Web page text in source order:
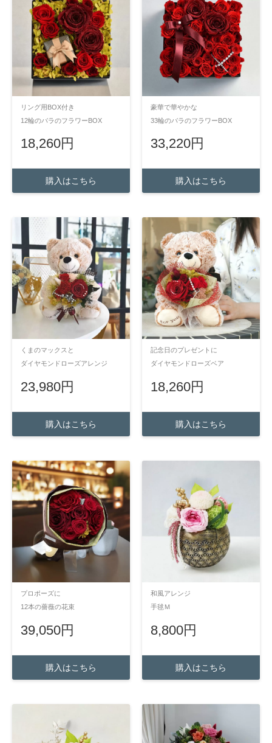
リング用BOX付き
12輪のバラのフラワーBOX
18,260円
購入はこちら
豪華で華やかな
33輪のバラのフラワーBOX
33,220円
購入はこちら
くまのマックスと
ダイヤモンドローズアレンジ
23,980円
購入はこちら
記念日のプレゼントに
ダイヤモンドローズベア
18,260円
購入はこちら
プロポーズに
12本の薔薇の花束
39,050円
購入はこちら
和風アレンジ
手毬Ｍ
8,800円
購入はこちら